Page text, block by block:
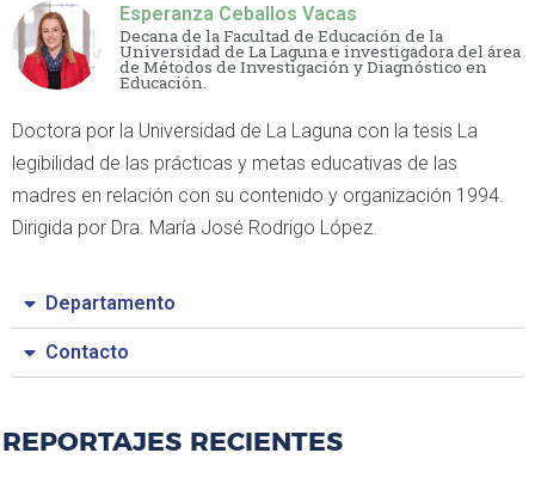
Esperanza Ceballos Vacas
Decana de la Facultad de Educación de la
Universidad de La Laguna e investigadora del área
de Métodos de Investigación y Diagnóstico en
Educación.
Doctora por la Universidad de La Laguna con la tesis La
legibilidad de las prácticas y metas educativas de las
madres en relación con su contenido y organización 1994.
Dirigida por Dra. María José Rodrigo López.
Departamento
Contacto
REPORTAJES RECIENTES